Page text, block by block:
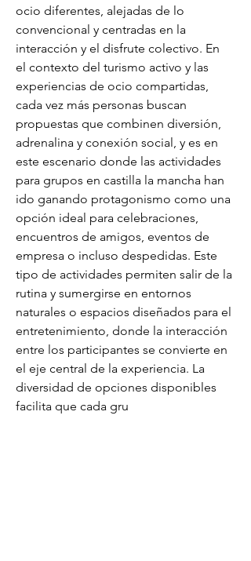
ocio diferentes, alejadas de lo
convencional y centradas en la
interacción y el disfrute colectivo. En
el contexto del turismo activo y las
experiencias de ocio compartidas,
cada vez más personas buscan
propuestas que combinen diversión,
adrenalina y conexión social, y es en
este escenario donde las actividades
para grupos en castilla la mancha han
ido ganando protagonismo como una
opción ideal para celebraciones,
encuentros de amigos, eventos de
empresa o incluso despedidas. Este
tipo de actividades permiten salir de la
rutina y sumergirse en entornos
naturales o espacios diseñados para el
entretenimiento, donde la interacción
entre los participantes se convierte en
el eje central de la experiencia. La
diversidad de opciones disponibles
facilita que cada gru